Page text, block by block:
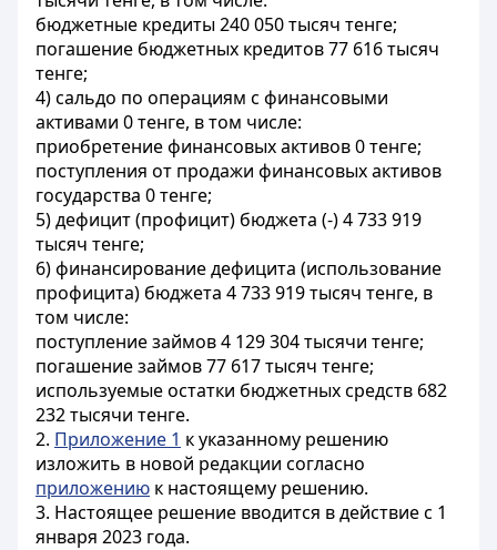
бюджетные кредиты 240 050 тысяч тенге;
погашение бюджетных кредитов 77 616 тысяч
тенге;
4) сальдо по операциям с финансовыми
активами 0 тенге, в том числе:
приобретение финансовых активов 0 тенге;
поступления от продажи финансовых активов
государства 0 тенге;
5) дефицит (профицит) бюджета (-) 4 733 919
тысяч тенге;
6) финансирование дефицита (использование
профицита) бюджета 4 733 919 тысяч тенге, в
том числе:
поступление займов 4 129 304 тысячи тенге;
погашение займов 77 617 тысяч тенге;
используемые остатки бюджетных средств 682
232 тысячи тенге.
2. Приложение 1 к указанному решению
изложить в новой редакции согласно
приложению к настоящему решению.
3. Настоящее решение вводится в действие с 1
января 2023 года.